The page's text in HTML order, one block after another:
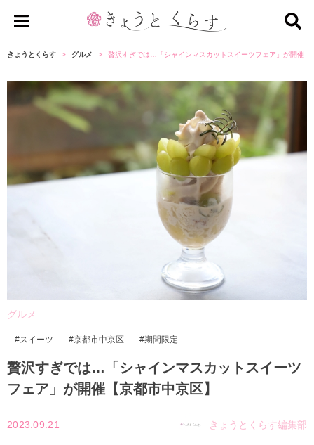
ょ
と
く
ら
きょうとくらす グルメ 贅沢すぎでは…「シャインマスカットスイーツフェア」が開催【
グルメ
スイーツ 京都市中京区 期間限定
贅沢すぎでは…「シャインマスカットスイーツ
フェア」が開催【京都市中京区】
2023.09.21 きょうとくらす編集部